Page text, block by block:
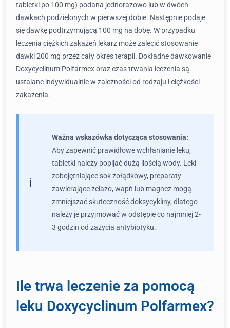
tabletki po 100 mg) podana jednorazowo lub w dwóch
dawkach podzielonych w pierwszej dobie. Następnie podaje
się dawkę podtrzymującą 100 mg na dobę. W przypadku
leczenia ciężkich zakażeń lekarz może zalecić stosowanie
dawki 200 mg przez cały okres terapii. Dokładne dawkowanie
Doxycyclinum Polfarmex oraz czas trwania leczenia są
ustalane indywidualnie w zależności od rodzaju i ciężkości
zakażenia.
Ważna wskazówka dotycząca stosowania:
Aby zapewnić prawidłowe wchłanianie leku,
tabletki należy popijać dużą ilością wody. Leki
zobojętniające sok żołądkowy, preparaty
zawierające żelazo, wapń lub magnez mogą
zmniejszać skuteczność doksycykliny, dlatego
należy je przyjmować w odstępie co najmniej 2-
3 godzin od zażycia antybiotyku.
Ile trwa leczenie za pomocą
leku Doxycyclinum Polfarmex?